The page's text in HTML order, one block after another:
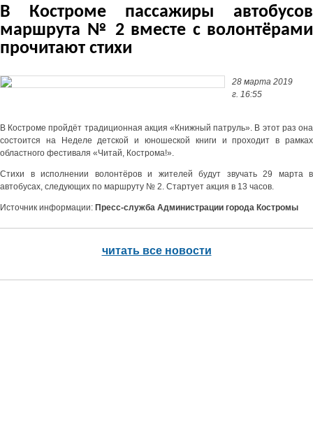
В Костроме пассажиры автобусов
маршрута № 2 вместе с волонтёрами
прочитают стихи
28 марта 2019
г. 16:55
В Костроме пройдёт традиционная акция «Книжный патруль». В этот раз она
состоится на Неделе детской и юношеской книги и проходит в рамках
областного фестиваля «Читай, Кострома!».
Стихи в исполнении волонтёров и жителей будут звучать 29 марта в
автобусах, следующих по маршруту № 2. Стартует акция в 13 часов.
Источник информации: Пресс-служба Администрации города Костромы
читать все новости